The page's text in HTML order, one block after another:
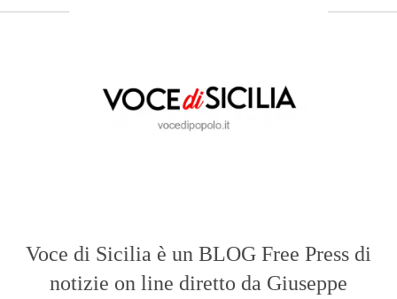
Voce di Sicilia è un BLOG Free Press di
notizie on line diretto da Giuseppe